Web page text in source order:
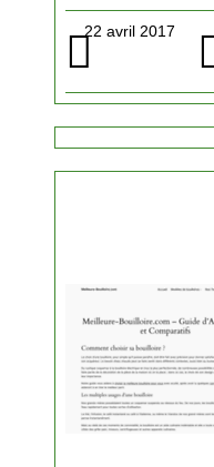
22 avril 2017